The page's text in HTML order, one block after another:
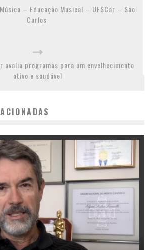
– Educação Musical – UFSCar – São
Carlos
avalia programas para um envelhecimento
ativo e saudável